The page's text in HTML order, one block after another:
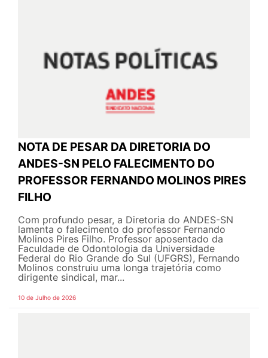
NOTA DE PESAR DA DIRETORIA DO
ANDES-SN PELO FALECIMENTO DO
PROFESSOR FERNANDO MOLINOS PIRES
FILHO
Com profundo pesar, a Diretoria do ANDES-SN
lamenta o falecimento do professor Fernando
Molinos Pires Filho. Professor aposentado da
Faculdade de Odontologia da Universidade
Federal do Rio Grande do Sul (UFGRS), Fernando
Molinos construiu uma longa trajetória como
dirigente sindical, mar...
10 de Julho de 2026